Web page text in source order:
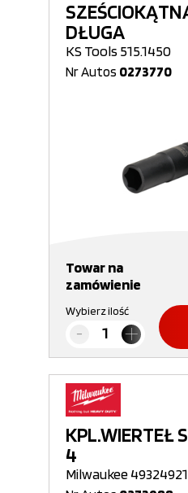
DŁUGA
KS Tools 515.1450
Nr Autos 0273770
Towar na
zamówienie
Wybierz ilość
KPL.WIERTEŁ
4
Milwaukee